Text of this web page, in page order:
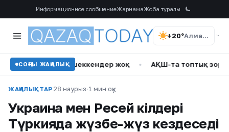
Информационное сообщениеЖарнамаЖоба туралы
+20° Алматы
СОҢҒЫ ЖАҢАЛЫҚ
зардап шеккендер жоқ • АҚШ-та топтық зорлаудан кейін
ЖАҢАЛЫҚТАР 28 наурыз·1 мин оқу
Украина мен Ресей өкілдері
Түркияда жүзбе-жүз кездеседі